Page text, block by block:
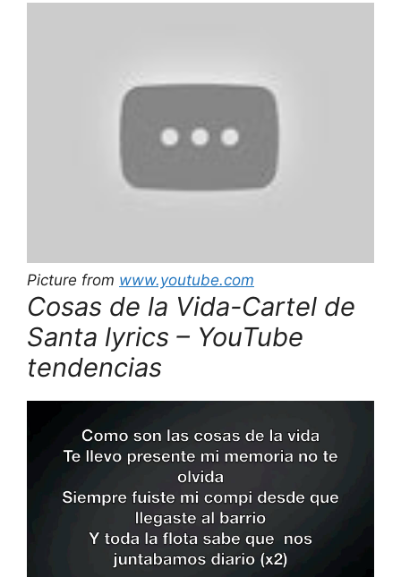
Picture from www.youtube.com
Cosas de la Vida-Cartel de
Santa lyrics – YouTube
tendencias